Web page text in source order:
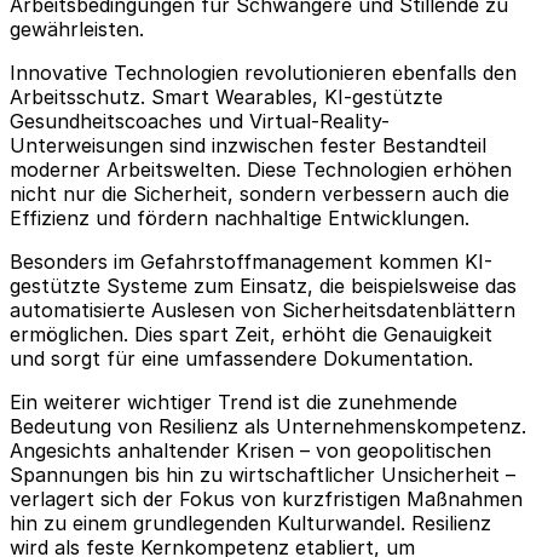
gewährleisten.
Innovative Technologien revolutionieren ebenfalls den
Arbeitsschutz. Smart Wearables, KI-gestützte
Gesundheitscoaches und Virtual-Reality-
Unterweisungen sind inzwischen fester Bestandteil
moderner Arbeitswelten. Diese Technologien erhöhen
nicht nur die Sicherheit, sondern verbessern auch die
Effizienz und fördern nachhaltige Entwicklungen.
Besonders im Gefahrstoffmanagement kommen KI-
gestützte Systeme zum Einsatz, die beispielsweise das
automatisierte Auslesen von Sicherheitsdatenblättern
ermöglichen. Dies spart Zeit, erhöht die Genauigkeit
und sorgt für eine umfassendere Dokumentation.
Ein weiterer wichtiger Trend ist die zunehmende
Bedeutung von Resilienz als Unternehmenskompetenz.
Angesichts anhaltender Krisen – von geopolitischen
Spannungen bis hin zu wirtschaftlicher Unsicherheit –
verlagert sich der Fokus von kurzfristigen Maßnahmen
hin zu einem grundlegenden Kulturwandel. Resilienz
wird als feste Kernkompetenz etabliert, um